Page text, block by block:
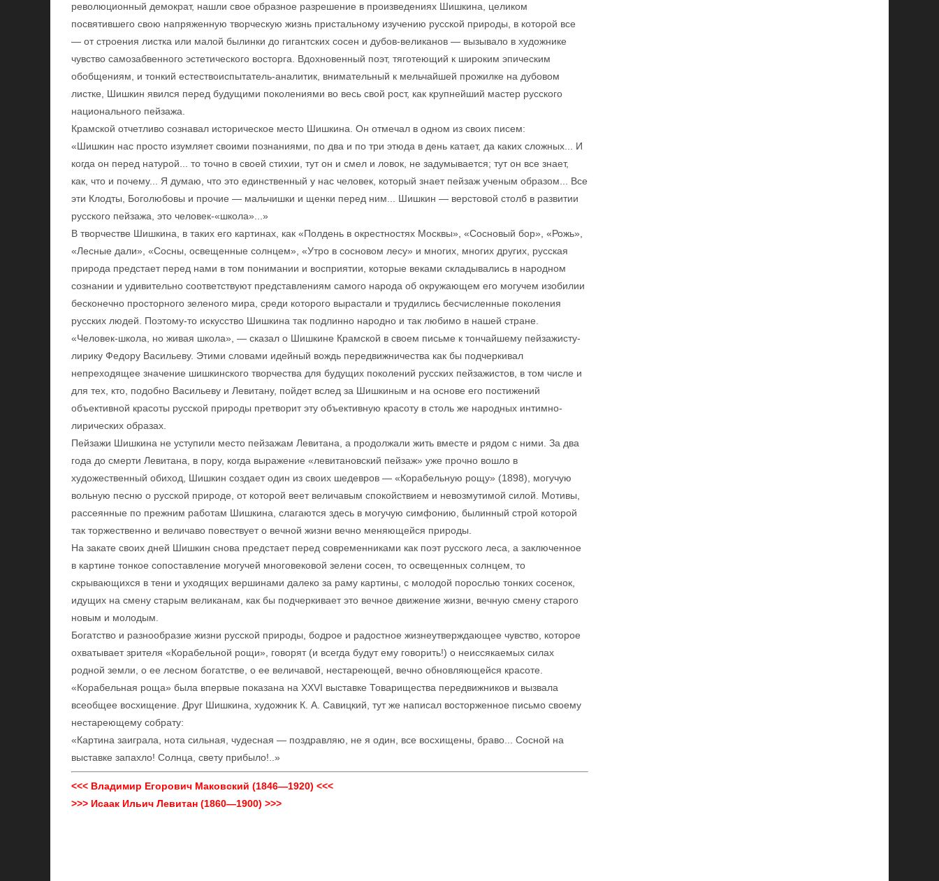
революционный демократ, нашли свое образное разрешение в произведениях Шишкина, целиком
посвятившего свою напряженную творческую жизнь пристальному изучению русской природы, в которой все
— от строения листка или малой былинки до гигантских сосен и дубов-великанов — вызывало в художнике
чувство самозабвенного эстетического восторга. Вдохновенный поэт, тяготеющий к широким эпическим
обобщениям, и тонкий естествоиспытатель-аналитик, внимательный к мельчайшей прожилке на дубовом
листке, Шишкин явился перед будущими поколениями во весь свой рост, как крупнейший мастер русского
национального пейзажа.
Крамской отчетливо сознавал историческое место Шишкина. Он отмечал в одном из своих писем:
«Шишкин нас просто изумляет своими познаниями, по два и по три этюда в день катает, да каких сложных... И
когда он перед натурой... то точно в своей стихии, тут он и смел и ловок, не задумывается; тут он все знает,
как, что и почему... Я думаю, что это единственный у нас человек, который знает пейзаж ученым образом... Все
эти Клодты, Боголюбовы и прочие — мальчишки и щенки перед ним... Шишкин — верстовой столб в развитии
русского пейзажа, это человек-«школа»...»
В творчестве Шишкина, в таких его картинах, как «Полдень в окрестностях Москвы», «Сосновый бор», «Рожь»,
«Лесные дали», «Сосны, освещенные солнцем», «Утро в сосновом лесу» и многих, многих других, русская
природа предстает перед нами в том понимании и восприятии, которые веками складывались в народном
сознании и удивительно соответствуют представлениям самого народа об окружающем его могучем изобилии
бесконечно просторного зеленого мира, среди которого вырастали и трудились бесчисленные поколения
русских людей. Поэтому-то искусство Шишкина так подлинно народно и так любимо в нашей стране.
«Человек-школа, но живая школа», — сказал о Шишкине Крамской в своем письме к тончайшему пейзажисту-
лирику Федору Васильеву. Этими словами идейный вождь передвижничества как бы подчеркивал
непреходящее значение шишкинского творчества для будущих поколений русских пейзажистов, в том числе и
для тех, кто, подобно Васильеву и Левитану, пойдет вслед за Шишкиным и на основе его постижений
объективной красоты русской природы претворит эту объективную красоту в столь же народных интимно-
лирических образах.
Пейзажи Шишкина не уступили место пейзажам Левитана, а продолжали жить вместе и рядом с ними. За два
года до смерти Левитана, в пору, когда выражение «левитановский пейзаж» уже прочно вошло в
художественный обиход, Шишкин создает один из своих шедевров — «Корабельную рощу» (1898), могучую
вольную песню о русской природе, от которой веет величавым спокойствием и невозмутимой силой. Мотивы,
рассеянные по прежним работам Шишкина, слагаются здесь в могучую симфонию, былинный строй которой
так торжественно и величаво повествует о вечной жизни вечно меняющейся природы.
На закате своих дней Шишкин снова предстает перед современниками как поэт русского леса, а заключенное
в картине тонкое сопоставление могучей многовековой зелени сосен, то освещенных солнцем, то
скрывающихся в тени и уходящих вершинами далеко за раму картины, с молодой порослью тонких сосенок,
идущих на смену старым великанам, как бы подчеркивает это вечное движение жизни, вечную смену старого
новым и молодым.
Богатство и разнообразие жизни русской природы, бодрое и радостное жизнеутверждающее чувство, которое
охватывает зрителя «Корабельной рощи», говорят (и всегда будут ему говорить!) о неиссякаемых силах
родной земли, о ее лесном богатстве, о ее величавой, нестареющей, вечно обновляющейся красоте.
«Корабельная роща» была впервые показана на XXVI выставке Товарищества передвижников и вызвала
всеобщее восхищение. Друг Шишкина, художник К. А. Савицкий, тут же написал восторженное письмо своему
нестареющему собрату:
«Картина заиграла, нота сильная, чудесная — поздравляю, не я один, все восхищены, браво... Сосной на
выставке запахло! Солнца, свету прибыло!..»
<<< Владимир Егорович Маковский (1846—1920) <<<
>>> Исаак Ильич Левитан (1860—1900) >>>